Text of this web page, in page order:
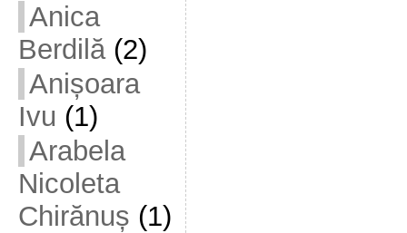
Anica
Berdilă(2)
Anișoara
Ivu (1)
Arabela
Nicoleta
Chirănuș (1)